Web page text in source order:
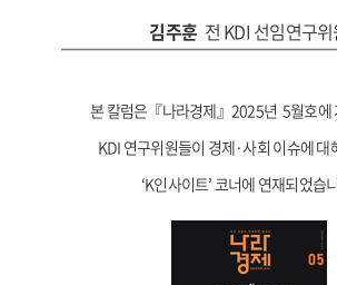
김주훈 전 KDI 선임연구위
본 칼럼은『나라경제』2025년 5월호에
KDI 연구위원들이 경제·사회 이슈에 대
‘K인사이트’ 코너에 연재되었습